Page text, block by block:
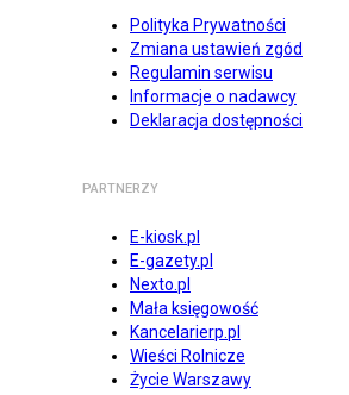
Polityka Prywatności
Zmiana ustawień zgód
Regulamin serwisu
Informacje o nadawcy
Deklaracja dostępności
PARTNERZY
E-kiosk.pl
E-gazety.pl
Nexto.pl
Mała księgowość
Kancelarierp.pl
Wieści Rolnicze
Życie Warszawy